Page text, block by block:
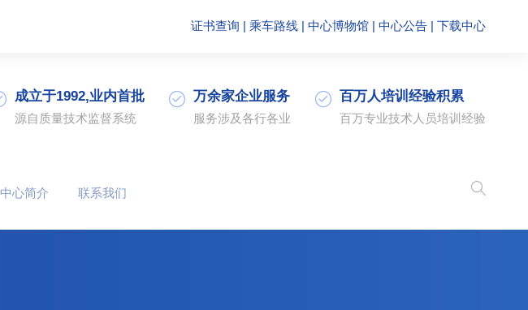
证书查询 | 乘车路线 | 中心博物馆 | 中心公告 | 下载中心
成立于1992,业内首批
源自质量技术监督系统
万余家企业服务
服务涉及各行各业
百万人培训经验积累
百万专业技术人员培训经验
中心简介 联系我们